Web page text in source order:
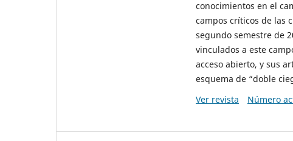
conocimientos en el
campos críticos de las
segundo semestre de
vinculados a este
acceso abierto, y sus
esquema de “doble
Ver revista
Número